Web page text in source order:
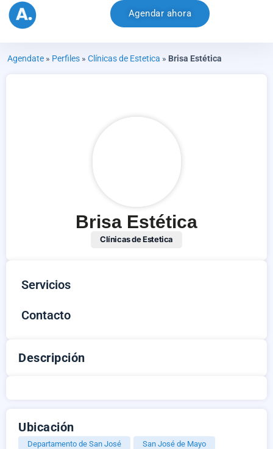
Agendar ahora
Agendate » Perfiles » Clínicas de Estetica » Brisa Estética
Brisa Estética
Clínicas de Estetica
Servicios
Contacto
Descripción
Ubicación
Departamento de San José
San José de Mayo